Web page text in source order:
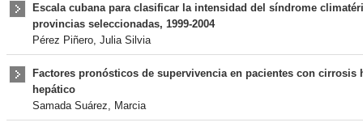
Escala cubana para clasificar la intensidad del síndrome
provincias seleccionadas, 1999-2004
Pérez Piñero, Julia Silvia
Factores pronósticos de supervivencia en pacientes con cirrosis
hepático
Samada Suárez, Marcia